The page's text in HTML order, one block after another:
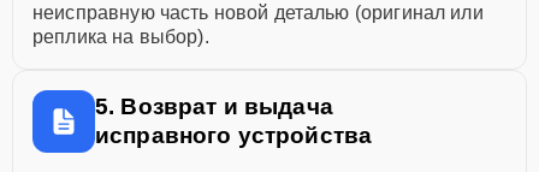
неисправную часть новой деталью (оригинал или
реплика на выбор).
5. Возврат и выдача
исправного устройства